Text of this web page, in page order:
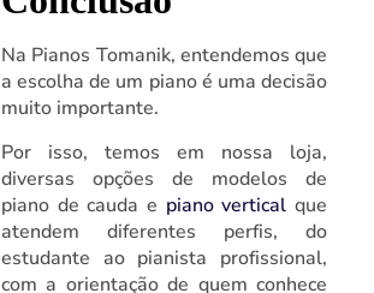
Na Pianos Tomanik, entendemos que
a escolha de um piano é uma decisão
muito importante.
Por isso, temos em nossa loja,
diversas opções de modelos de
piano de cauda e piano vertical que
atendem diferentes perfis, do
estudante ao pianista profissional,
com a orientação de quem conhece